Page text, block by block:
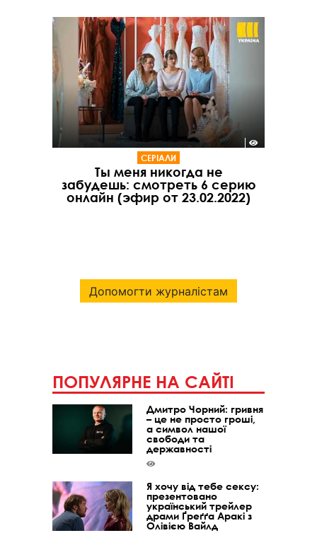
СЕРІАЛИ
Ты меня никогда не
забудешь: смотреть 6 серию
онлайн (эфир от 23.02.2022)
Допомогти журналістам
ПОПУЛЯРНЕ НА САЙТІ
Дмитро Чорний: гривня
– це не просто гроші,
а символ нашої
свободи та
державності
Я хочу від тебе сексу:
презентовано
український трейлер
драми Ґреґґа Аракі з
Олівією Вайлд